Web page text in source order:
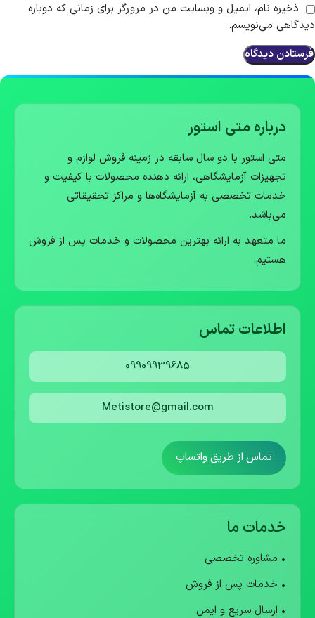
ذخیره نام، ایمیل و وبسایت من در مرورگر برای زمانی که دوباره
دیدگاهی می‌نویسم.
درباره متی استور
متی استور با دو سال سابقه در زمینه فروش لوازم و
تجهیزات آزمایشگاهی، ارائه دهنده محصولات با کیفیت و
خدمات تخصصی به آزمایشگاه‌ها و مراکز تحقیقاتی
می‌باشد.
ما متعهد به ارائه بهترین محصولات و خدمات پس از فروش
هستیم.
اطلاعات تماس
09909939685
Metistore@gmail.com
تماس از طریق واتساپ
خدمات ما
• مشاوره تخصصی
• خدمات پس از فروش
• ارسال سریع و ایمن